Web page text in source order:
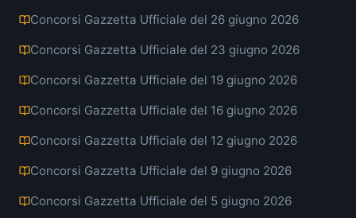
Concorsi Gazzetta Ufficiale del 26 giugno 2026
Concorsi Gazzetta Ufficiale del 23 giugno 2026
Concorsi Gazzetta Ufficiale del 19 giugno 2026
Concorsi Gazzetta Ufficiale del 16 giugno 2026
Concorsi Gazzetta Ufficiale del 12 giugno 2026
Concorsi Gazzetta Ufficiale del 9 giugno 2026
Concorsi Gazzetta Ufficiale del 5 giugno 2026